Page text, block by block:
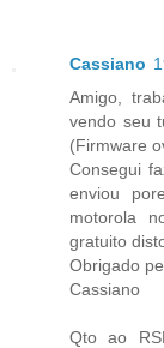
Cassiano
Amigo,
vendo seu
(Firmware
Consegui
enviou
motorola
gratuito
Obrigado
Cassiano
Qto ao